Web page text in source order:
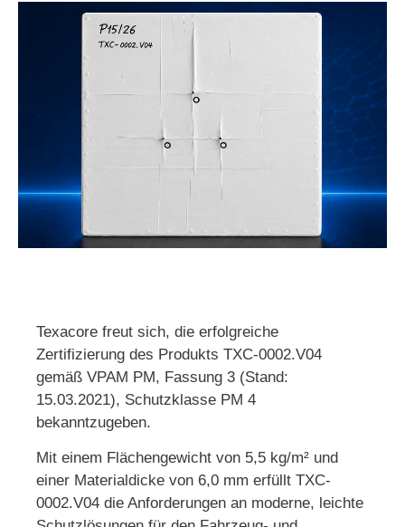
Texacore freut sich, die erfolgreiche
Zertifizierung des Produkts TXC-0002.V04
gemäß VPAM PM, Fassung 3 (Stand:
15.03.2021), Schutzklasse PM 4
bekanntzugeben.
Mit einem Flächengewicht von 5,5 kg/m² und
einer Materialdicke von 6,0 mm erfüllt TXC-
0002.V04 die Anforderungen an moderne, leichte